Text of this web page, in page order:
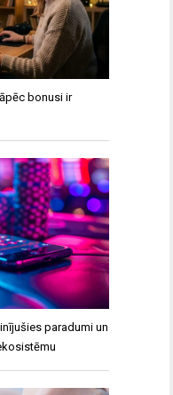
bonusi ir
paradumi un